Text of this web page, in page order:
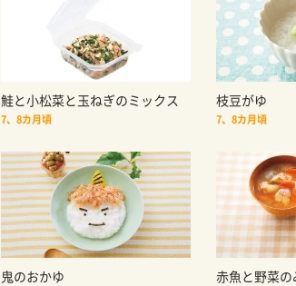
鮭と小松菜と玉ねぎのミックス
7、8カ月頃
枝豆がゆ
7、8カ月頃
鬼のおかゆ 赤魚と野菜の